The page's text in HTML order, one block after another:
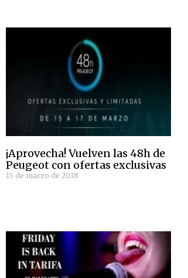
¡Aprovecha! Vuelven las 48h de
Peugeot con ofertas exclusivas
15 de marzo de 2018